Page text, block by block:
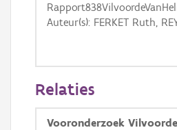
Basis Lagen
Ortho
GRB-Basiskaart
GRB-Basiskaart in
Auteur(s): FERKET Ruth,
Relaties
Vooronderzoek